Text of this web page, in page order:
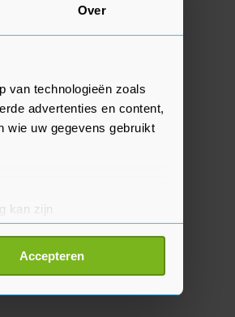
Over
van technologieën zoals
advertenties en content,
wie uw gegevens gebruikt
kan zijn
detailgedeelte
cookiepagina kun je
Accepteren